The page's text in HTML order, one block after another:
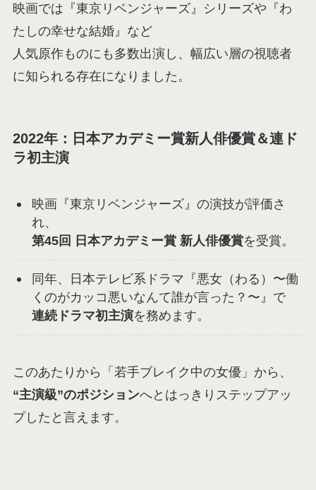
映画では『東京リベンジャーズ』シリーズや『わ
たしの幸せな結婚』など
人気原作ものにも多数出演し、幅広い層の視聴者
に知られる存在になりました。
2022年：日本アカデミー賞新人俳優賞＆連ド
ラ初主演
映画『東京リベンジャーズ』の演技が評価さ
れ、
第45回 日本アカデミー賞 新人俳優賞を受賞。
同年、日本テレビ系ドラマ『悪女（わる）〜働
くのがカッコ悪いなんて誰が言った？〜』で
連続ドラマ初主演を務めます。
このあたりから「若手ブレイク中の女優」から、
“主演級”のポジションへとはっきりステップアッ
プしたと言えます。